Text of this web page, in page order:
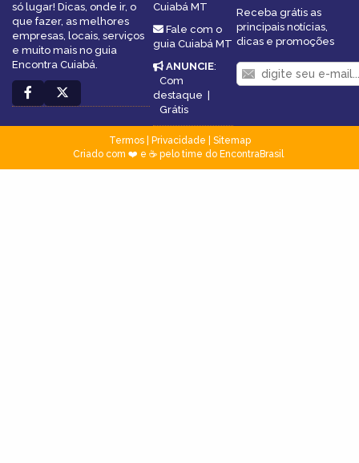
só lugar! Dicas, onde ir, o
que fazer, as melhores
empresas, locais, serviços
e muito mais no guia
Encontra Cuiabá.
Cuiabá MT
Fale com o
guia Cuiabá MT
ANUNCIE:
Com
destaque
Grátis
Receba grátis as
principais notícias,
dicas e promoções
Termos| Privacidade
Sitemap
Criado com ❤️ e ☕ pelo time do EncontraBrasil